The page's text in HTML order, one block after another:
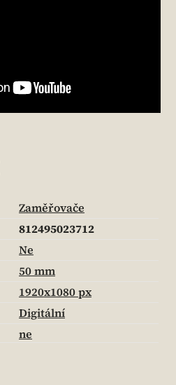
Zaměřovače
812495023712
Ne
50 mm
1920x1080 px
Digitální
ne